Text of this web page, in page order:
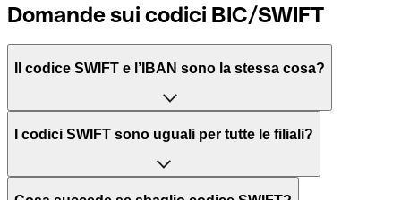
Domande sui codici BIC/SWIFT
Il codice SWIFT e l’IBAN sono la stessa cosa?
L'acronimo SWIFT sta per “Society for Worldwide
per l’elaborazione dei pagamenti tra diversi Paesi.
I codici SWIFT sono uguali per tutte le filiali?